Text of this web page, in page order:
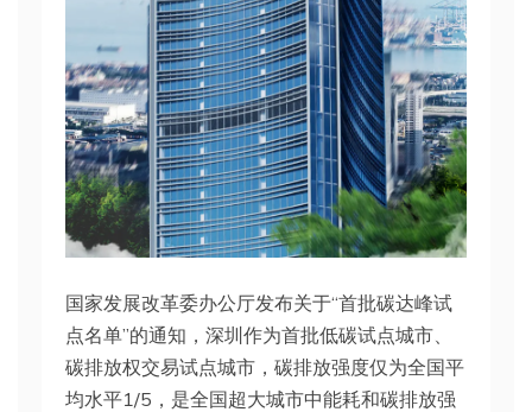
国家发展改革委办公厅发布关于“首批碳达峰试
点名单”的通知，深圳作为首批低碳试点城市、
碳排放权交易试点城市，碳排放强度仅为全国平
均水平1/5，是全国超大城市中能耗和碳排放强